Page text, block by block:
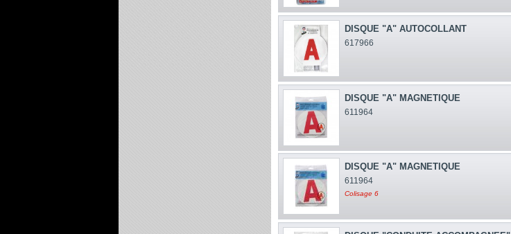
DISQUE "A" AUTOCOLLANT
617966
DISQUE "A" MAGNETIQUE
611964
DISQUE "A" MAGNETIQUE
611964
Colisage 6